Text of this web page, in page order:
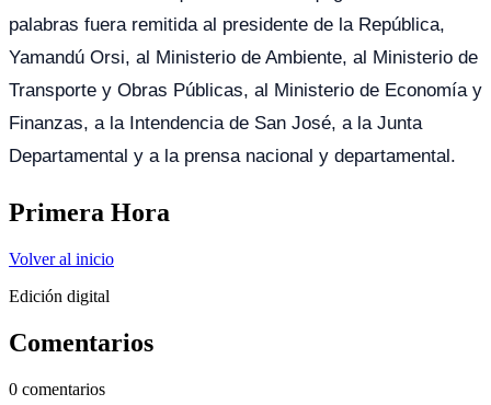
palabras fuera remitida al presidente de la República,
Yamandú Orsi, al Ministerio de Ambiente, al Ministerio de
Transporte y Obras Públicas, al Ministerio de Economía y
Finanzas, a la Intendencia de San José, a la Junta
Departamental y a la prensa nacional y departamental.
Primera Hora
Volver al inicio
Edición digital
Comentarios
0 comentarios